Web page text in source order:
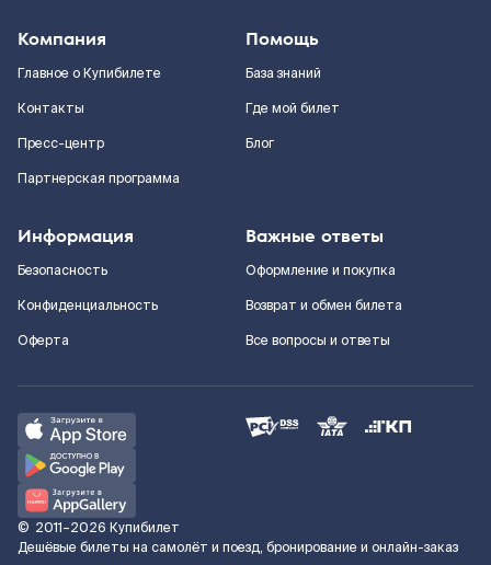
Компания
Главное о Купибилете
Контакты
Пресс-центр
Партнерская программа
Помощь
База знаний
Где мой билет
Блог
Информация
Безопасность
Конфиденциальность
Оферта
Важные ответы
Оформление и покупка
Возврат и обмен билета
Все вопросы и ответы
© 2011–2026 Купибилет
Дешёвые билеты на самолёт и поезд, бронирование и онлайн-заказ